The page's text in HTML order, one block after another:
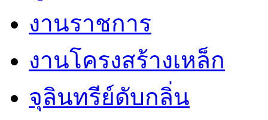
งานราชการ
งานโครงสร้างเหล็ก
จุลินทรีย์ดับกลิ่น